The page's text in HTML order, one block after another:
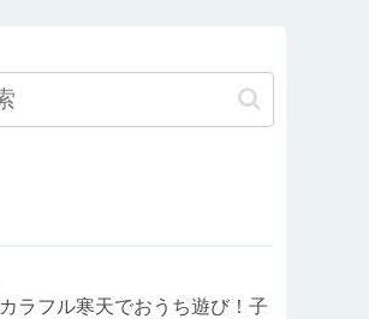
カラフル寒天でおうち遊び！子